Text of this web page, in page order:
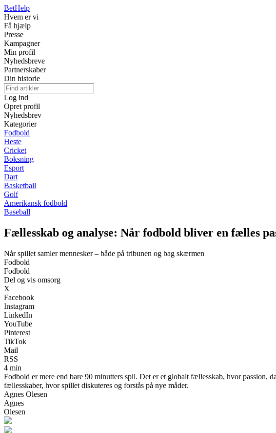
BetHelp
Hvem er vi
Få hjælp
Presse
Kampagner
Min profil
Nyhedsbreve
Partnerskaber
Din historie
Log ind
Opret profil
Nyhedsbrev
Kategorier
Fodbold
Heste
Cricket
Boksning
Esport
Dart
Basketball
Golf
Amerikansk fodbold
Baseball
Fællesskab og analyse: Når fodbold bliver en fælles
Når spillet samler mennesker – både på tribunen og bag skærmen
Fodbold
Fodbold
Del og vis omsorg
X
Facebook
Instagram
LinkedIn
YouTube
Pinterest
TikTok
Mail
RSS
4 min
Fodbold er mere end bare 90 minutters spil. Det er et globalt fællesskab, hvor passion,
fællesskaber, hvor spillet diskuteres og forstås på nye måder.
Agnes Olesen
Agnes
Olesen